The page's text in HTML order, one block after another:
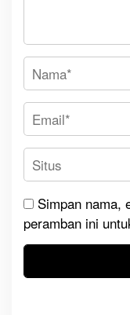
Simpan nama,
peramban ini